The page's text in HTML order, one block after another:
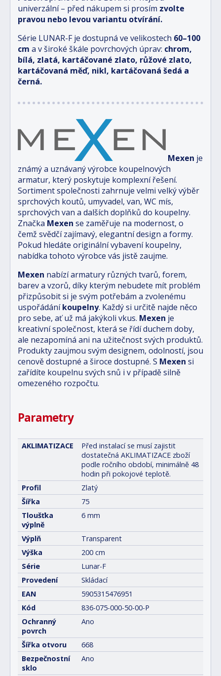
univerzální – před nákupem si prosím zvolte
pravou nebo levou variantu otvírání.
Série LUNAR-F je dostupná ve velikostech 60–100
cm a v široké škále povrchových úprav: chrom,
bílá, zlatá, kartáčované zlato, růžové zlato,
kartáčovaná měď, nikl, kartáčovaná šedá a
černá.
Mexen je
známý a uznávaný výrobce koupelnových
armatur, který poskytuje komplexní řešení.
Sortiment společnosti zahrnuje velmi velký výběr
sprchových koutů, umyvadel, van, WC mís,
sprchových van a dalších doplňků do koupelny.
Značka Mexen se zaměřuje na modernost, o
čemž svědčí zajímavý, elegantní design a formy.
Pokud hledáte originální vybavení koupelny,
nabídka tohoto výrobce vás jistě zaujme.
Mexen nabízí armatury různých tvarů, forem,
barev a vzorů, díky kterým nebudete mít problém
přizpůsobit si je svým potřebám a zvolenému
uspořádáníkoupelny. Každý si určitě najde něco
pro sebe, ať už má jakýkoli vkus. Mexen je
kreativní společnost, která se řídí duchem doby,
ale nezapomíná ani na užitečnost svých produktů.
Produkty zaujmou svým designem, odolností, jsou
cenově dostupné a široce dostupné. S Mexen si
zařídíte koupelnu svých snů i v případě silně
omezeného rozpočtu.
Parametry
AKLIMATIZACE
Před instalací se musí zajistit
dostatečná AKLIMATIZACE zboží
podle ročního období, minimálně 48
hodin při pokojové teplotě.
Profil
Zlatý
Šířka
75
Tloušťka
výplně
6 mm
Výplň
Transparent
Výška
200 cm
Série
Lunar-F
Provedení
Skládací
EAN
5905315476951
Kód
836-075-000-50-00-P
Ochranný
povrch
Ano
Šířka otvoru
668
Bezpečnostní
sklo
Ano